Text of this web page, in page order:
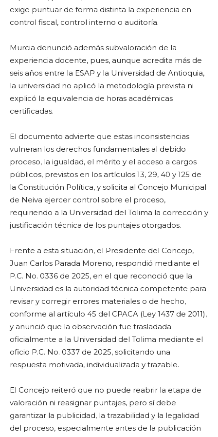
exige puntuar de forma distinta la experiencia en
control fiscal, control interno o auditoría.
Murcia denunció además subvaloración de la
experiencia docente, pues, aunque acredita más de
seis años entre la ESAP y la Universidad de Antioquia,
la universidad no aplicó la metodología prevista ni
explicó la equivalencia de horas académicas
certificadas.
El documento advierte que estas inconsistencias
vulneran los derechos fundamentales al debido
proceso, la igualdad, el mérito y el acceso a cargos
públicos, previstos en los artículos 13, 29, 40 y 125 de
la Constitución Política, y solicita al Concejo Municipal
de Neiva ejercer control sobre el proceso,
requiriendo a la Universidad del Tolima la corrección y
justificación técnica de los puntajes otorgados.
Frente a esta situación, el Presidente del Concejo,
Juan Carlos Parada Moreno, respondió mediante el
P.C. No. 0336 de 2025, en el que reconoció que la
Universidad es la autoridad técnica competente para
revisar y corregir errores materiales o de hecho,
conforme al artículo 45 del CPACA (Ley 1437 de 2011),
y anunció que la observación fue trasladada
oficialmente a la Universidad del Tolima mediante el
oficio P.C. No. 0337 de 2025, solicitando una
respuesta motivada, individualizada y trazable.
El Concejo reiteró que no puede reabrir la etapa de
valoración ni reasignar puntajes, pero sí debe
garantizar la publicidad, la trazabilidad y la legalidad
del proceso, especialmente antes de la publicación